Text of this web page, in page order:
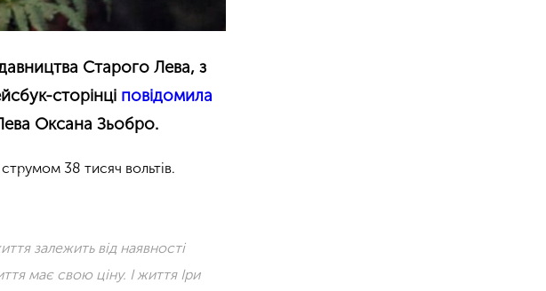
Старого Лева, з
сторінці повідомила
Оксана Зьобро.
38 тисяч вольтів.
залежить від наявності
має свою ціну. І життя Іри